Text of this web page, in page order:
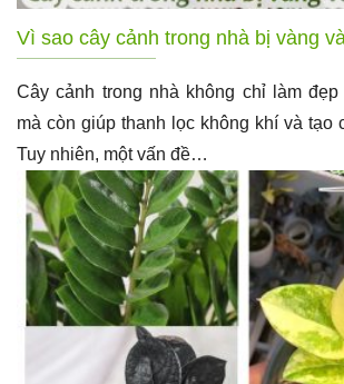
Vì sao cây cảnh trong nhà bị vàng
Cây cảnh trong nhà không chỉ làm
mà còn giúp thanh lọc không khí và tạo
Tuy nhiên, một vấn đề…